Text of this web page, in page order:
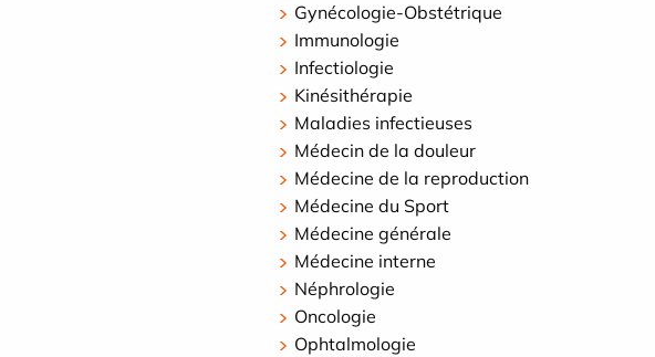
Gynécologie-Obstétrique
Immunologie
Infectiologie
Kinésithérapie
Maladies infectieuses
Médecin de la douleur
Médecine de la reproduction
Médecine du Sport
Médecine générale
Médecine interne
Néphrologie
Oncologie
Ophtalmologie